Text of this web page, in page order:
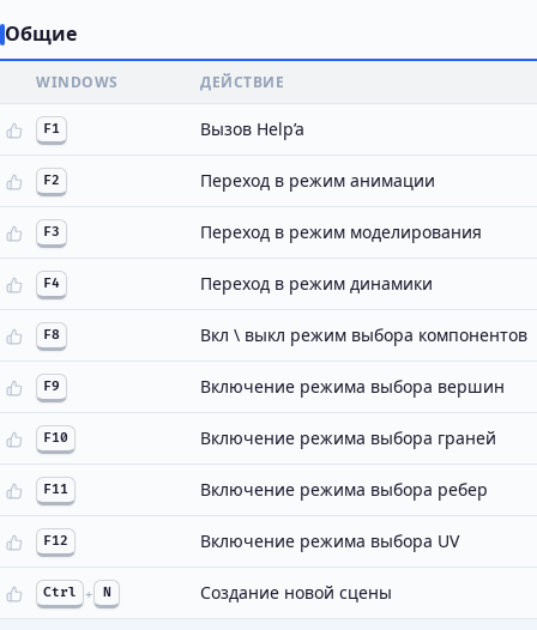
Общие
WINDOWS ДЕЙСТВИЕ
F1 Вызов Help’a
F2 Переход в режим анимации
F3 Переход в режим моделирования
F4 Переход в режим динамики
F8 Вкл \ выкл режим выбора компонентов
F9 Включение режима выбора вершин
F10 Включение режима выбора граней
F11 Включение режима выбора ребер
F12 Включение режима выбора UV
Ctrl + N Создание новой сцены